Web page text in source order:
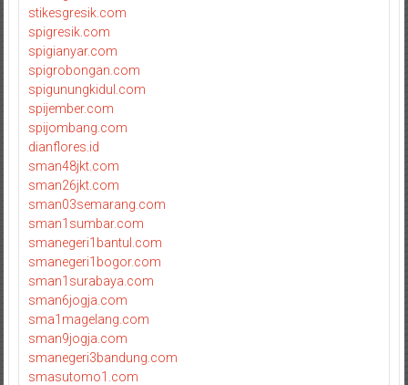
stikesgresik.com
spigresik.com
spigianyar.com
spigrobongan.com
spigunungkidul.com
spijember.com
spijombang.com
dianflores.id
sman48jkt.com
sman26jkt.com
sman03semarang.com
sman1sumbar.com
smanegeri1bantul.com
smanegeri1bogor.com
sman1surabaya.com
sman6jogja.com
sma1magelang.com
sman9jogja.com
smanegeri3bandung.com
smasutomo1.com